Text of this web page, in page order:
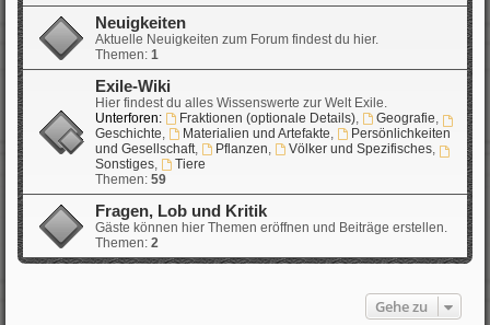
Neuigkeiten
Aktuelle Neuigkeiten zum Forum findest du hier.
Themen: 1
Exile-Wiki
Hier findest du alles Wissenswerte zur Welt Exile.
Unterforen:
Fraktionen (optionale Details), Geografie
Geschichte
Materialien und Artefakte
Persönlichkeiten
und Gesellschaft
Pflanzen Völker und Spezifisches,
Sonstiges
Tiere
Themen: 59
Fragen, Lob und Kritik
Gäste können hier Themen eröffnen und Beiträge erstellen.
Themen: 2
Gehe zu